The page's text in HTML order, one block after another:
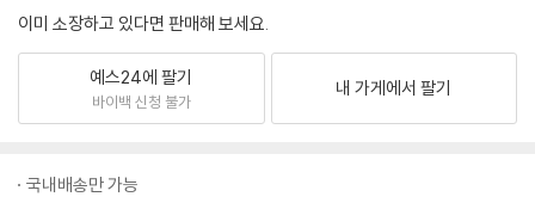
이미 소장하고 있다면 판매해 보세요.
예스24에 팔기
바이백 신청 불가
내 가게에서 팔기
국내배송만 가능